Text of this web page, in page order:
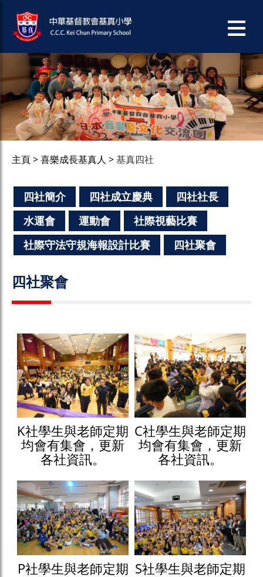
主頁 喜樂成長基真人 基真四社
四社簡介 四社成立慶典
四社社長
水運會
運動會
社際視藝比賽
社際守法守規海報設計比賽
四社聚會
四社聚會
K社學生與老師定期
均會有集會，更新
各社資訊。
C社學生與老師定期
均會有集會，更新
各社資訊。
P社學生與老師定期 S社學生與老師定期